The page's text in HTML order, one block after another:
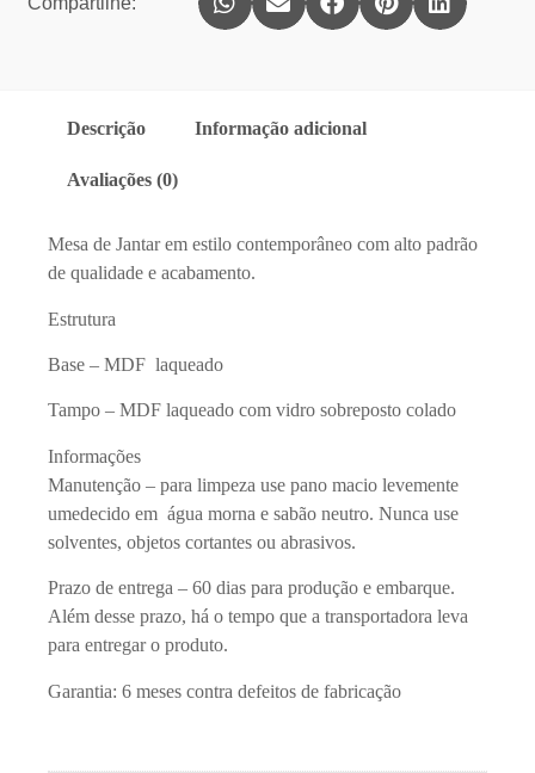
Descrição Informação adicional
Avaliações (0)
Mesa de Jantar em estilo contemporâneo com alto padrão
de qualidade e acabamento.
Estrutura
Base – MDF laqueado
Tampo – MDF laqueado com vidro sobreposto colado
Informações
Manutenção – para limpeza use pano macio levemente
umedecido em água morna e sabão neutro. Nunca use
solventes, objetos cortantes ou abrasivos.
Prazo de entrega – 60 dias para produção e embarque.
Além desse prazo, há o tempo que a transportadora leva
para entregar o produto.
Garantia: 6 meses contra defeitos de fabricação